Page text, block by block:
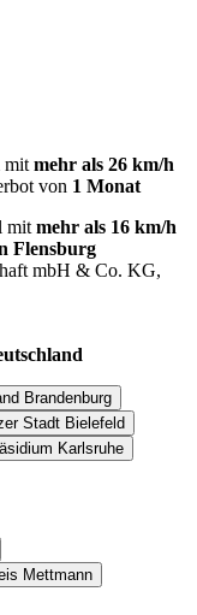
mit mehr als 26 km/h
von 1 Monat
mit mehr als 16 km/h
Flensburg
mbH & Co. KG,
Brandenburg
Stadt Bielefeld
Karlsruhe
Mettmann